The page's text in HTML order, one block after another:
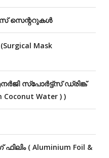
സെന്ററുകൾ
Mask
സ്‌പോർട്ട്സ് ഡ്രിങ്ക്
Coconut Water ) )
( Aluminium Foil &